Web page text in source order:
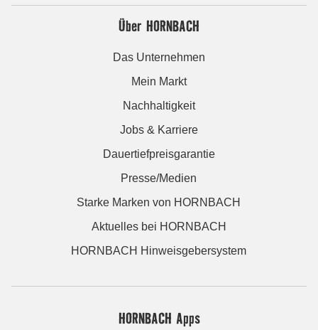
Über HORNBACH
Das Unternehmen
Mein Markt
Nachhaltigkeit
Jobs & Karriere
Dauertiefpreisgarantie
Presse/Medien
Starke Marken von HORNBACH
Aktuelles bei HORNBACH
HORNBACH Hinweisgebersystem
HORNBACH Apps